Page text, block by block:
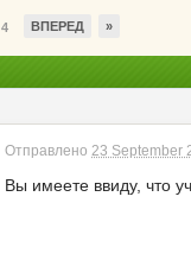
4 ВПЕРЕД »
Отправлено 23 September
Вы имеете ввиду, что